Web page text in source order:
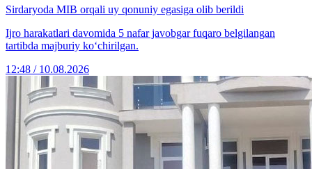
Sirdaryoda MIB orqali uy qonuniy egasiga olib berildi
Ijro harakatlari davomida 5 nafar javobgar fuqaro belgilangan
tartibda majburiy ko‘chirilgan.
12:48 / 10.08.2026